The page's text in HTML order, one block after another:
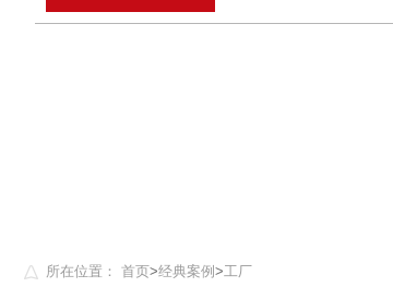
所在位置： 首页>经典案例 >工厂